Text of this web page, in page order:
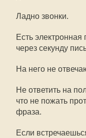
Ладно звонки.
Есть
через секунду
На него не
Не ответить на
что не пожать
фраза.
Если